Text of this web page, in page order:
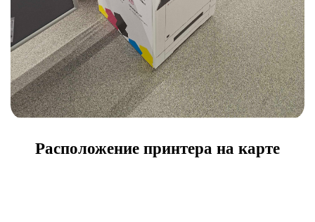
Расположение принтера на карте